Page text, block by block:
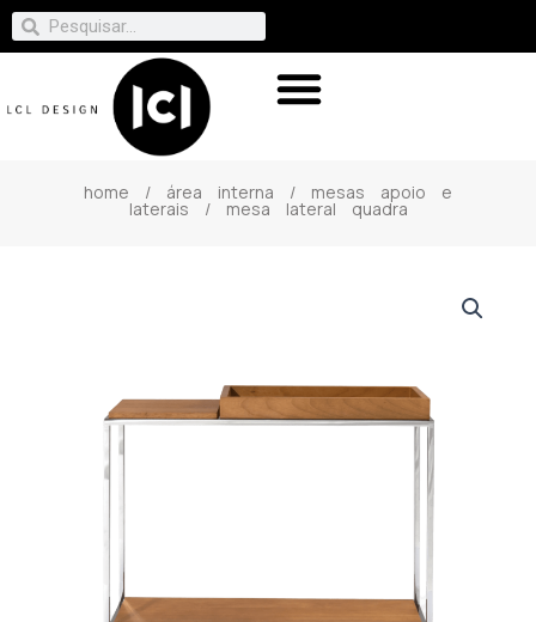
home / área interna / mesas apoio e
laterais / mesa lateral quadra